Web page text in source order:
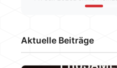
SmartHome
Aktuelle Beiträge